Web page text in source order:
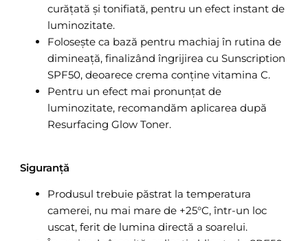
curățată și tonifiată, pentru un efect instant de
luminozitate.
Folosește ca bază pentru machiaj în rutina de
dimineață, finalizând îngrijirea cu Sunscription
SPF50, deoarece crema conține vitamina C.
Pentru un efect mai pronunțat de
luminozitate, recomandăm aplicarea după
Resurfacing Glow Toner.
Siguranță
Produsul trebuie păstrat la temperatura
camerei, nu mai mare de +25°C, într-un loc
uscat, ferit de lumina directă a soarelui.